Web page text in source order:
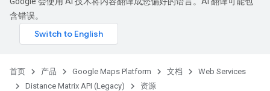
含错误。
首页 产品 Google Maps Platform 文档
Web Services
Distance Matrix API (Legacy)
资源